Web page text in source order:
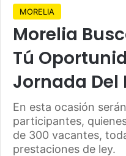
MORELIA
Morelia
Tú
Jornada Del
En esta ocasión
participantes,
de 300 vacantes,
prestaciones de ley.